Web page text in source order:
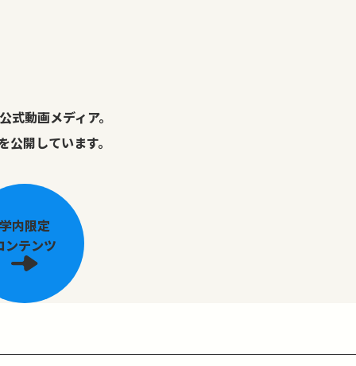
式動画メディア。
開しています。
学内限定
ンテンツ